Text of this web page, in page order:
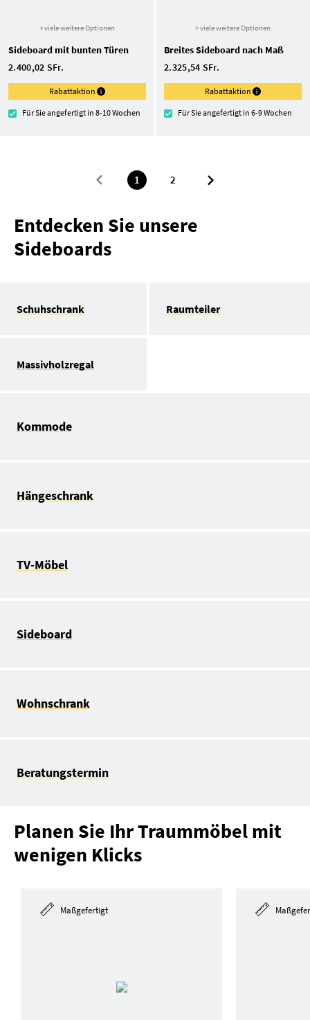
+ viele weitere Optionen
Sideboard mit bunten Türen
2.400,02 SFr.
Rabattaktion
Für Sie angefertigt in 8-10 Wochen
+ viele weitere Optionen
Breites Sideboard nach Maß
2.325,54 SFr.
Rabattaktion
Für Sie angefertigt in 6-9 Wochen
1 2
Entdecken Sie unsere
Sideboards
Schuhschrank Raumteiler
Massivholzregal
Kommode
Hängeschrank
TV-Möbel
Sideboard
Wohnschrank
Beratungstermin
Planen Sie Ihr Traummöbel mit
wenigen Klicks
Maßgefertigt